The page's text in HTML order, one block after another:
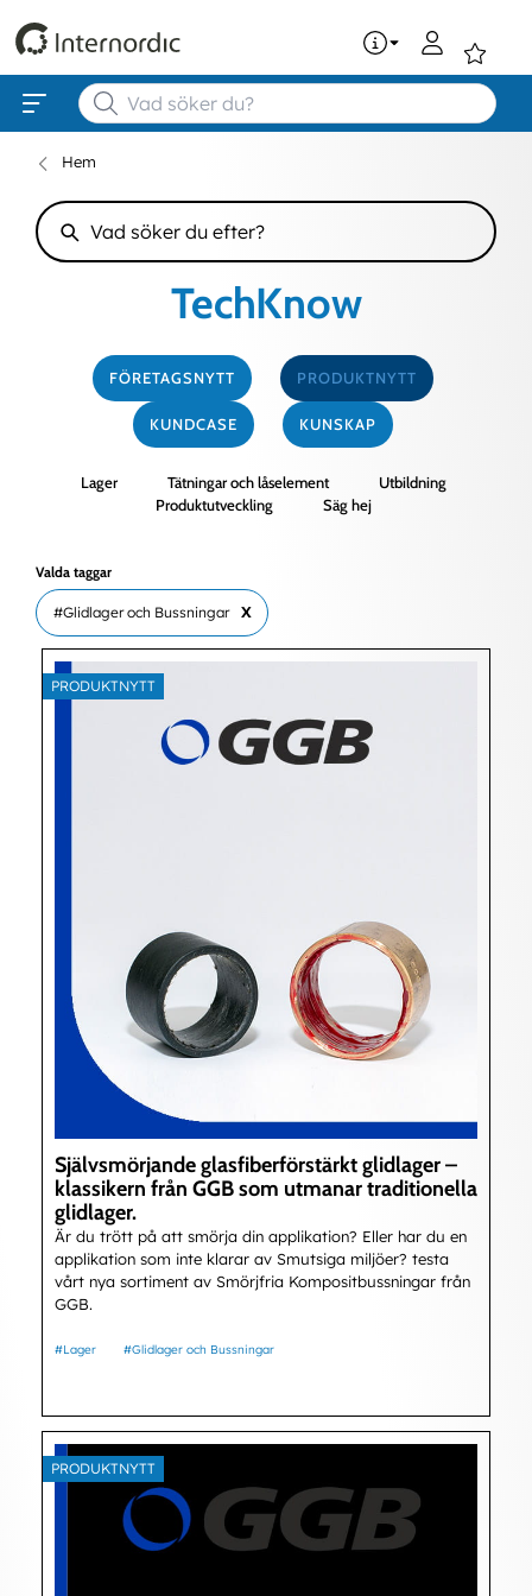
Hem
TechKnow
FÖRETAGSNYTT PRODUKTNYTT
KUNDCASE KUNSKAP
Lager Tätningar och låselement
Utbildning
Produktutveckling
Säg hej
Valda taggar
#Glidlager och Bussningar X
Självsmörjande glasfiberförstärkt glidlager –
klassikern från GGB som utmanar traditionella
glidlager.
Är du trött på att smörja din applikation? Eller har du en
applikation som inte klarar av Smutsiga miljöer? testa
vårt nya sortiment av Smörjfria Kompositbussningar från
GGB.
#Lager #Glidlager och Bussningar
PRODUKTNYTT
PRODUKTNYTT